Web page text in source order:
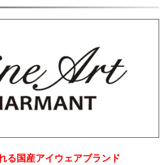
る国産アイウェアブランド